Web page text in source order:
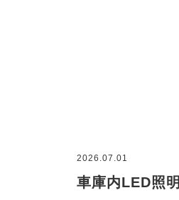
2026.07.01
車庫内LED照明